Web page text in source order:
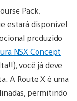
Pack,
estará disponível
produzido
NSX Concept
você já deve
A Route X é uma
permitindo